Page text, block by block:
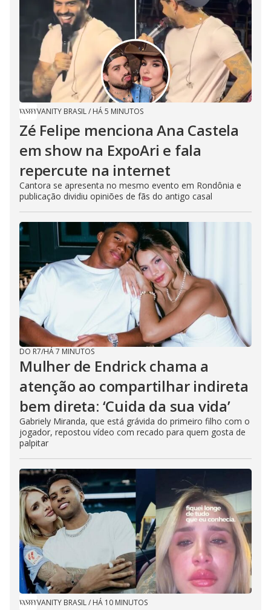
e
o
VANITY BRASIL/ HÁ 5 MINUTOS
Zé Felipe menciona Ana Castela
em show na ExpoAri e fala
repercute na internet
Cantora se apresenta no mesmo evento em Rondônia e
publicação dividiu opiniões de fãs do antigo casal
DO R7/HÁ 7 MINUTOS
Mulher de Endrick chama a
atenção ao compartilhar indireta
bem direta: ‘Cuida da sua vida’
Gabriely Miranda, que está grávida do primeiro filho com o
jogador, repostou vídeo com recado para quem gosta de
palpitar
VANITY BRASIL/ HÁ 10 MINUTOS